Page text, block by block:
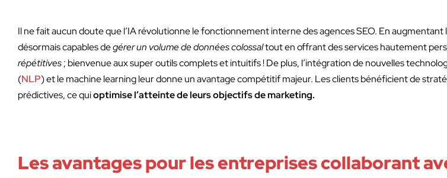
Il ne fait aucun doute que l’IA révolutionne le fonctionnement interne des agences SEO. En augmentant
désormais capables degérer un volume de données colossaltout en offrant des services hautement
répétitives; bienvenue aux super outils complets et intuitifs ! De plus, l’intégration de nouvelles
(NLP) et le machine learning leur donne un avantage compétitif majeur. Les clients bénéficient de
prédictives, ce quioptimise l’atteinte de leurs objectifs de marketing.
Les avantages pour les entreprises collaborant